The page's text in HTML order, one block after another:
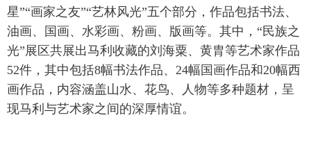
星”“画家之友”“艺林风光”五个部分，作品包括书法、
油画、国画、水彩画、粉画、版画等。其中，“民族之
光”展区共展出马利收藏的刘海粟、黄胄等艺术家作品
52件，其中包括8幅书法作品、24幅国画作品和20幅西
画作品，内容涵盖山水、花鸟、人物等多种题材，呈
现马利与艺术家之间的深厚情谊。